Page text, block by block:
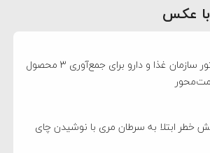
با عکس
دستور سازمان غذا و دارو برای جمع‌آوری ۳ محصول
خطر ابتلا به سرطان مری با نوشیدن چای